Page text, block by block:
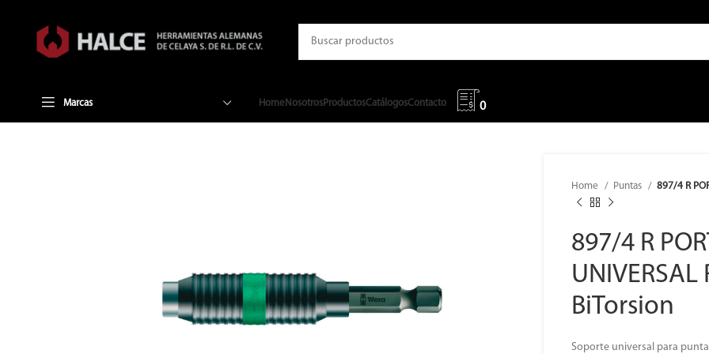
Marcas Home Nosotros ProductosCatálogosContacto 0
Home Puntas 897/4 R
897/4 R
UNIVERSAL
BiTorsion
Soporte universal para